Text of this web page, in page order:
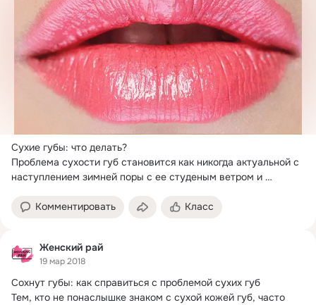
Сухие губы: что делать?
Проблема сухости губ становится как никогда актуальной с
наступлением зимней поры с ее студеным ветром и
Комментировать
Класс
Женский рай
19 мар 2018
Сохнут губы: как справиться с проблемой сухих губ
Тем, кто не понаслышке знаком с сухой кожей губ, часто